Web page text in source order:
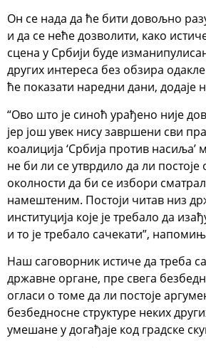
Он се нада да ће бити довољно
и да се неће дозволити, како
сцена у Србији буде
других интереса без обзира
ће показати наредни дани, додаје
“Ово што је синоћ урађено није
јер још увек нису завршени сви
коалиција ‘Србија против насиља’
не би ли се утврдило да ли постоје
околности да би се избори
намештеним. Постоји читав низ
институција које је требало да
и то је требало сачекати”,
Наш саговорник истиче да треба
државне органе, пре свега
огласи о томе да ли постоје
безбедносне структуре неких
умешане у догађаје код градске